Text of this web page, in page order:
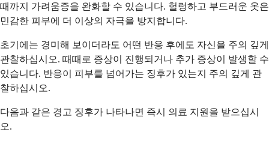
때까지 가려움증을 완화할 수 있습니다. 헐렁하고 부드러운 옷은
민감한 피부에 더 이상의 자극을 방지합니다.
초기에는 경미해 보이더라도 어떤 반응 후에도 자신을 주의 깊게
관찰하십시오. 때때로 증상이 진행되거나 추가 증상이 발생할 수
있습니다. 반응이 피부를 넘어가는 징후가 있는지 주의 깊게 관
찰하십시오.
다음과 같은 경고 징후가 나타나면 즉시 의료 지원을 받으십시
오.